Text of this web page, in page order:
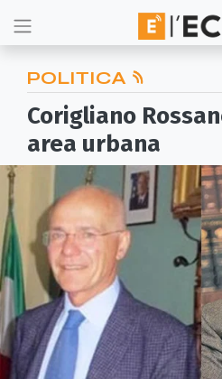
POLITICA
Corigliano
area urbana